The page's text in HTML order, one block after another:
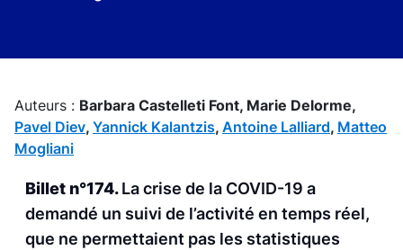
Auteurs : Barbara Castelleti Font, Marie Delorme,
Pavel Diev, Yannick Kalantzis, Antoine Lalliard, Matteo
Mogliani
Billet n°174.La crise de la COVID-19 a
demandé un suivi de l’activité en temps réel,
que ne permettaient pas les statistiques